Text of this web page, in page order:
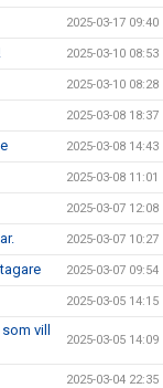
2025-03-17 09:40
2025-03-10 08:53
2025-03-10 08:28
2025-03-08 18:37
2025-03-08 14:43
2025-03-08 11:01
2025-03-07 12:08
2025-03-07 10:27
2025-03-07 09:54
2025-03-05 14:15
vill
2025-03-05 14:09
2025-03-04 22:35